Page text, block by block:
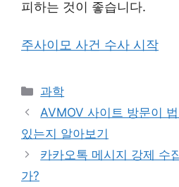
피하는 것이 좋습니다.
주사이모 사건 수사 시작
Categories
과학
AVMOV 사이트 방문이
있는지 알아보기
카카오톡 메시지 강제 수
가?